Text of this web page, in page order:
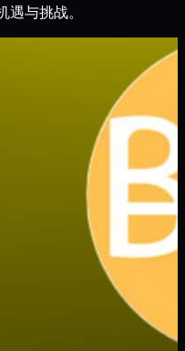
与挑战。